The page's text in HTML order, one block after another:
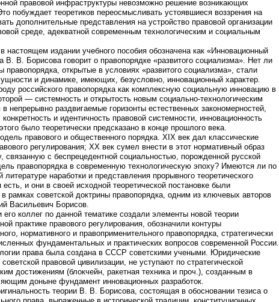
правовой инфраструктуры невозможно решение возникающих
побуждает теоретиков переосмысливать устоявшиеся воззрения на
дополнительные представления на устройство правовой организации
среде, адекватной современным технологическим и социальным
настоящем издании учебного пособия обозначена как «Инновационный
В. В. Борисова говорит о правопорядке «развитого социализма». Нет ли
правопорядка, открытые в условиях «развитого социализма», стали
и динамике, имеющих, безусловно, инновационный характер.
российского правопорядка как комплексную социальную инновацию в
— системность и открытость новым социально-технологическим
в непрерывно раздвигаемые горизонты естественных закономерностей,
и идентичность правовой системности, инновационность
было теоретически предсказано в конце прошлого века.
правового и общественного порядка. ХIХ век дал классические
регулирования; ХХ век сумел внести в этот нормативный образ
связанную с беспрецедентной социальностью, порожденной русской
правопорядка в современную технологическую эпоху? Имеются ли по
наработки и представления прорывного теоретического
и они в своей исходной теоретической постановке были
советской доктрины правопорядка, одним из ключевых авторов
Васильевич Борисов.
коллег по данной тематике создали элементы новой теории
практике правового регулирования, обозначили контуры
нормативного и правоприменительного правопорядка, стратегически
фундаментальных и практических вопросов современной России.
права была создана в СССР советскими учеными. Юридические
правовой цивилизации, не уступают по стратегической
достижениям (блокчейн, ракетная техника и проч.), созданным в
доныне фундамент инновационных разработок.
теории В. В. Борисова, состоящая в обосновании тезиса о